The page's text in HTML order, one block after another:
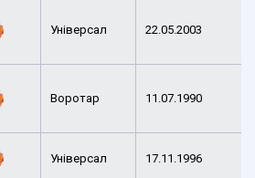
Універсал 22.05.2003
Воротар 11.07.1990
Універсал 17.11.1996